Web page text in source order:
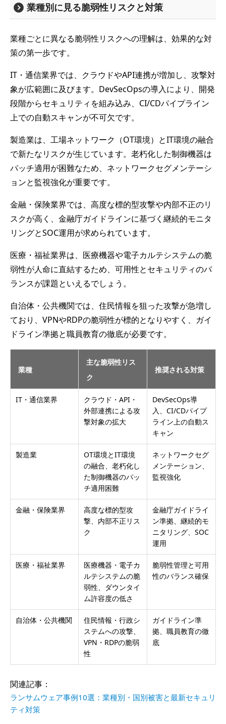
業種別に見る脆弱性リスクと対策
業種ごとに異なる脆弱性リスクへの理解は、効果的な対
策の第一歩です。
IT・通信業界では、クラウドやAPI連携が増加し、攻撃対
象が広範囲に及びます。DevSecOpsの導入により、開発
段階からセキュリティを組み込み、CI/CDパイプライン
上での自動スキャンが不可欠です。
製造業は、工場ネットワーク（OT環境）とIT環境の融合
で新たなリスクが生じています。老朽化した制御機器は
パッチ適用が困難なため、ネットワークセグメンテーシ
ョンと監視強化が重要です。
金融・保険業界では、高度な標的型攻撃や内部不正のリ
スクが高く、金融庁ガイドラインに基づく継続的モニタ
リングとSOC運用が求められています。
医療・福祉業界は、医療機器や電子カルテシステムの脆
弱性が人命に直結するため、可用性とセキュリティのバ
ランスが課題といえるでしょう。
自治体・公共機関では、住民情報を狙った攻撃が急増し
ており、VPNやRDPの脆弱性が標的となりやすく、ガイ
ドライン準拠と職員教育の徹底が必要です。
業種
主な脆弱性リス
ク
推奨される対策
IT・通信業界
クラウド・API・
外部連携による攻
撃対象の拡大
DevSecOps導
入、CI/CDパイプ
ライン上の自動ス
キャン
製造業
OT環境とIT環境
の融合、老朽化し
た制御機器のパッ
チ適用困難
ネットワークセグ
メンテーション、
監視強化
金融・保険業界
高度な標的型攻
撃、内部不正リス
ク
金融庁ガイドライ
ン準拠、継続的モ
ニタリング、SOC
運用
医療・福祉業界
医療機器・電子カ
ルテシステムの脆
弱性、ダウンタイ
ム許容度の低さ
脆弱性管理と可用
性のバランス確保
自治体・公共機関
住民情報・行政シ
ステムへの攻撃、
VPN・RDPの脆弱
性
ガイドライン準
拠、職員教育の徹
底
関連記事：
ランサムウェア事例10選：業種別・国別被害と最新セキュリ
ティ対策